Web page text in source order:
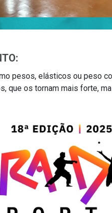
pesos, elásticos ou peso
que os tornam mais forte,